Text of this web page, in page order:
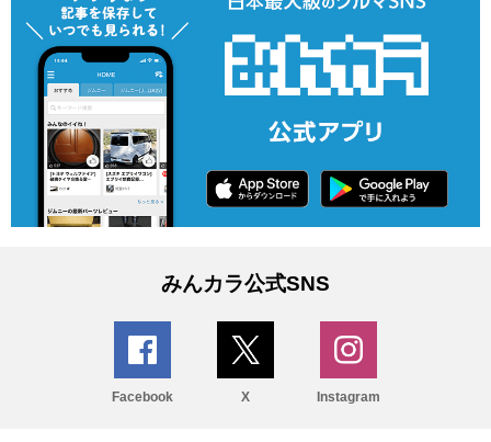
みんカラ公式SNS
Facebook X Instagram